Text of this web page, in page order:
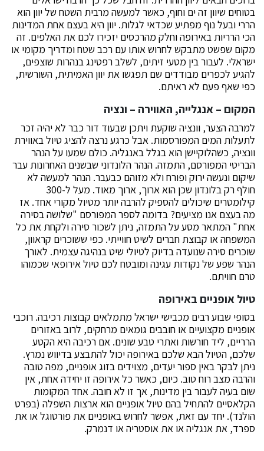
בטוחים שיוון זה ים וחוף, כאשר למעשה מרבית השטח של יוון הוא
הררי ובעל נוף מפתיע שכדאי לגלות. יוון היא בעצם אחת המדינות
הכי הרריות באירופה וחלק מהרכסים יזכירו לכם את האלפים. זה
מקום שפשט מתבקש לחרוש אותו עם רכב שטח ומדריך מקומי או
ישראלי. לעבור בין מטעי זיתים, לשלב רפטינג בנהרות שוצפים,
להגיע לכפרים מבודדים שם תפגשו את יוון האמיתית, השורשית,
כפי שאף פעם לא ראיתם.
המקום – אנגלייה, האווירה – ונציה
למרבה הצער, וונציה שוקעת ויתכן שבעוד דור כבר לא יהיה זכר
לתעלות המים המפורסמות. אבל כרגע נרצה להציג טיול באווירת
וונציה, כשהלוקיישן הוא בגלל באנגליה. כולם שמעו על הנהר
הבריטי המפורסם, התמזה. הנהר הלונדוני שבשנים האחרונות עבר
שיקום ונעשה ירוק ופורח ולא מזוהם כבעבר. הנהר למעשה לא
חולף רק בלונדון שכן הוא ארוך, ארוך מאוד. מעל ל-300
קילומטרים שיכולים להספיק להרבה יותר מטיול מקורי אחד. אז
מה בעצם אנו מציעים? בדומה לספר המפורסם "שלושה בסירה
אחת" המתאר מסע על התמזה, ניתן לשכור סירה ולקחת את כל
המשפחה או קבוצת חברים לשיט חווייתי. כפי ששוכרים קראוון,
שוכרים סירה שנועדה בדיוק לטיולי שיט בנהיגה עצמית. לאורך
הנהר שפע של נקודות עגינה ומובטח לכם טיול אירופאי שכמוהו
טרם חוויתם.
טיול אופניים באירופה
בסופי שבוע רבים מכבישי ישראל מתמלאים קבוצות רכיבה. רוכבי
אופניים מקצועיים או חובבים גומאים מרחקים, לרוב באזורים
הרריים, ליד חורשות ואתרי טבע שונים. אם רכיבה היא הקטע
שלכם, הטיול הבא שלכם באירופה יכול להתבצע בדיווש נמרץ.
ניתן לבקר באין ספור יעדים, מצוידים בזוג אופניים, מפה טובה
והרבה מצב רוח טוב. כיום, כאשר כל אירופה זו יחידה אחת, אין
שום בעיה לעבור בין מדינות, אך זו לא חובה. אחד המקומות
הקלאסיים להתחיל בהם טיול אופניים הוא ארצות השפלה (בפרט
הולנד). יחד עם זאת, אפשר לחרוש באופניים את פורטוגל או את
ספרד, את אנגליה או את אוסטריה או דנמרק.